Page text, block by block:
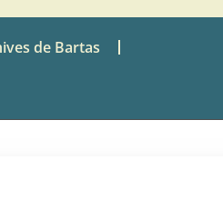
de Bartas